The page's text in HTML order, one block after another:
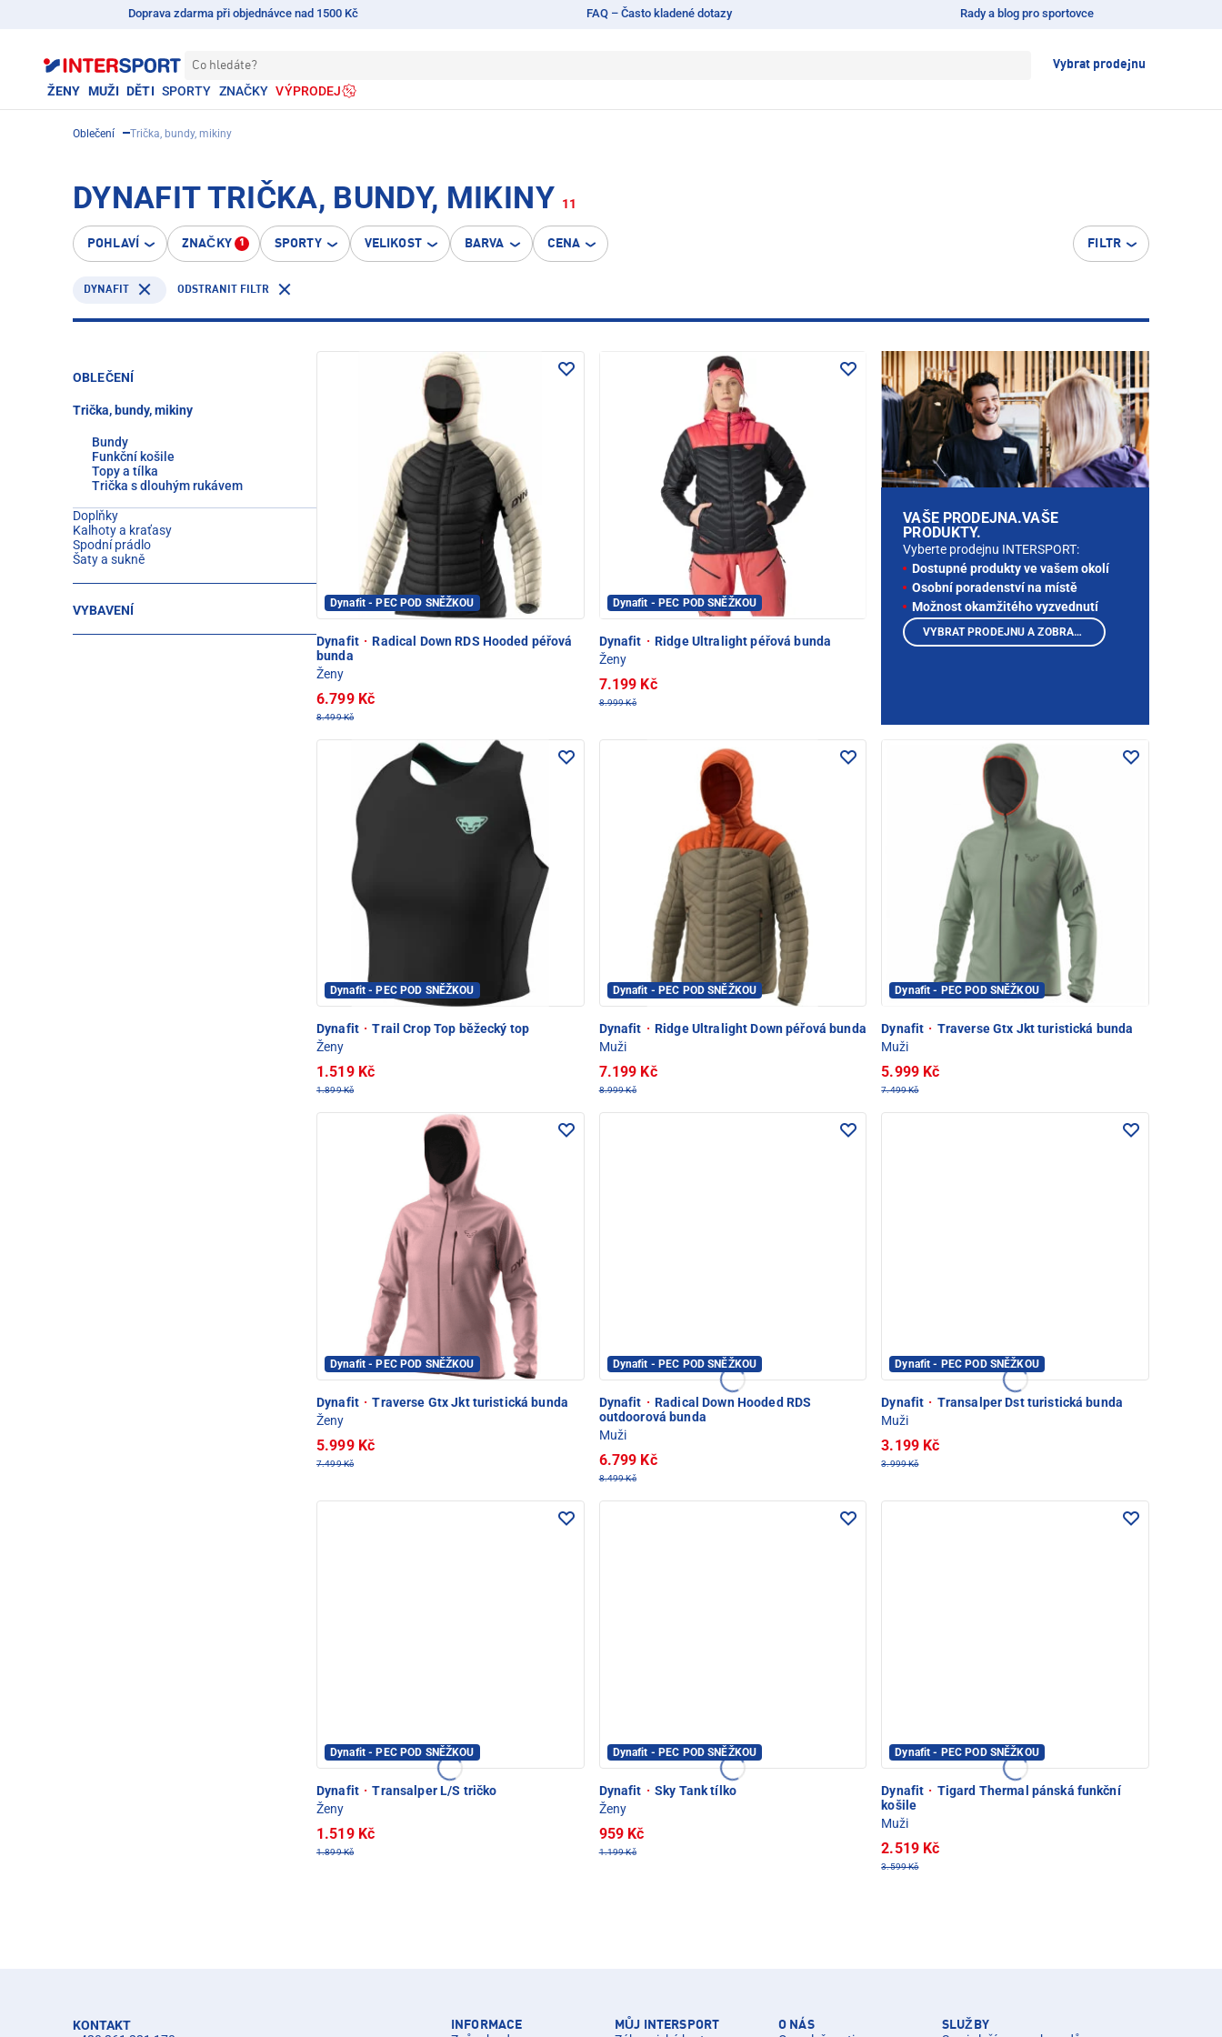
Doprava zdarma při objednávce nad 1500 Kč FAQ – Často kladené dotazy Rady a blog pro sportovce
Co hledáte? Vybrat prodejnu
ŽENY MUŽI DĚTI SPORTY ZNAČKY VÝPRODEJ
Oblečení Trička, bundy, mikiny
DYNAFIT TRIČKA, BUNDY, MIKINY 11
POHLAVÍ ZNAČKY 1 SPORTY VELIKOST BARVA CENA FILTR
DYNAFIT ODSTRANIT FILTR
OBLEČENÍ
Trička, bundy, mikiny
Bundy
Funkční košile
Topy a tílka
Trička s dlouhým rukávem
Doplňky
Kalhoty a kraťasy
Spodní prádlo
Šaty a sukně
VYBAVENÍ
Dynafit - PEC POD SNĚŽKOU
Dynafit · Radical Down RDS Hooded péřová
bunda
Ženy
6.799 Kč
8.499 Kč
Dynafit - PEC POD SNĚŽKOU
Dynafit · Ridge Ultralight péřová bunda
Ženy
7.199 Kč
8.999 Kč
Dynafit - PEC POD SNĚŽKOU
Dynafit · Trail Crop Top běžecký top
Ženy
1.519 Kč
1.899 Kč
Dynafit - PEC POD SNĚŽKOU
Dynafit · Ridge Ultralight Down péřová bunda
Muži
7.199 Kč
8.999 Kč
Dynafit - PEC POD SNĚŽKOU
Dynafit · Traverse Gtx Jkt turistická bunda
Muži
5.999 Kč
7.499 Kč
Dynafit - PEC POD SNĚŽKOU
Dynafit · Traverse Gtx Jkt turistická bunda
Ženy
5.999 Kč
7.499 Kč
Dynafit - PEC POD SNĚŽKOU
Dynafit · Radical Down Hooded RDS
outdoorová bunda
Muži
6.799 Kč
8.499 Kč
Dynafit - PEC POD SNĚŽKOU
Dynafit · Transalper Dst turistická bunda
Muži
3.199 Kč
3.999 Kč
Dynafit - PEC POD SNĚŽKOU
Dynafit · Transalper L/S tričko
Ženy
1.519 Kč
1.899 Kč
Dynafit - PEC POD SNĚŽKOU
Dynafit · Sky Tank tílko
Ženy
959 Kč
1.199 Kč
Dynafit - PEC POD SNĚŽKOU
Dynafit · Tigard Thermal pánská funkční
košile
Muži
2.519 Kč
3.599 Kč
VAŠE PRODEJNA.VAŠE
PRODUKTY.
Vyberte prodejnu INTERSPORT:
Dostupné produkty ve vašem okolí
Osobní poradenství na místě
Možnost okamžitého vyzvednutí
VYBRAT PRODEJNU A ZOBRAZIT PRODUKTY
KONTAKT
INFORMACE MŮJ INTERSPORT O NÁS SLUŽBY